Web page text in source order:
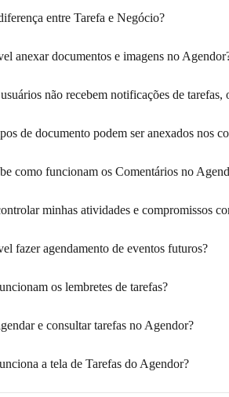
entre Tarefa e Negócio?
anexar documentos e imagens no
não recebem notificações de tarefas,
de documento podem ser anexados nos
como funcionam os Comentários no
minhas atividades e compromissos
fazer agendamento de eventos futuros?
os lembretes de tarefas?
e consultar tarefas no Agendor?
a tela de Tarefas do Agendor?